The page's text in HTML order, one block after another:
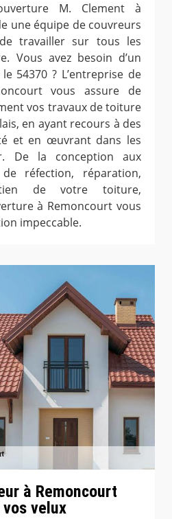
M. Clement à
une équipe de couvreurs
travailler sur tous les
Vous avez besoin d’un
54370 ? L’entreprise de
vous assure de
vos travaux de toiture
en ayant recours à des
et en œuvrant dans les
De la conception aux
réfection, réparation,
de votre toiture,
à Remoncourt vous
impeccable.
à Remoncourt
velux